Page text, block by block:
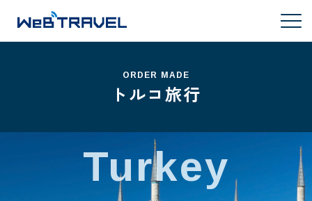
ORDER MADE
トルコ旅行
Turkey